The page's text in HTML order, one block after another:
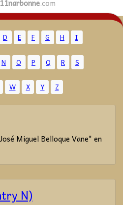
.com
D E F G H I
N O P Q R S
W X Y Z
Miguel Belloque Vane" en
N)